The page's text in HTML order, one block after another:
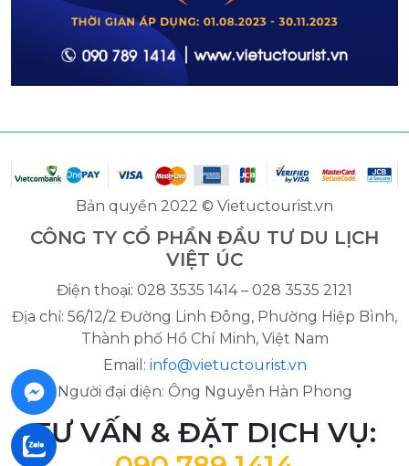
Bản quyền 2022 © Vietuctourist.vn
CÔNG TY CỔ PHẦN ĐẦU TƯ DU LỊCH
VIỆT ÚC
Điện thoại: 028 3535 1414 – 028 3535 2121
Địa chỉ: 56/12/2 Đường Linh Đông, Phường Hiệp Bình,
Thành phố Hồ Chí Minh, Việt Nam
Email: info@vietuctourist.vn
Người đại diện: Ông Nguyễn Hàn Phong
TƯ VẤN & ĐẶT DỊCH VỤ: